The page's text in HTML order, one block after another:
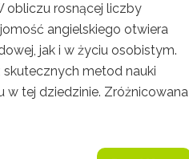
obliczu rosnącej liczby
angielskiego otwiera
jak i w życiu osobistym.
metod nauki
w tej dziedzinie. Zróżnicowana